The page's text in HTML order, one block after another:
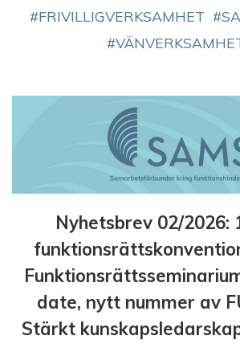
FRIVILLIGVERKSAMHET
Nyhetsbrev 02/2026:
date, nytt nummer av
Stärkt